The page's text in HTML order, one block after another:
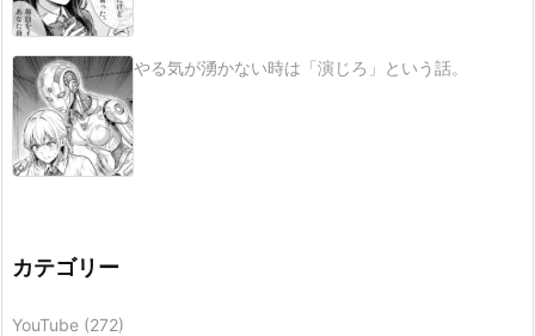
やる気が湧かない時は「演じろ」という話。
カテゴリー
YouTube (272)